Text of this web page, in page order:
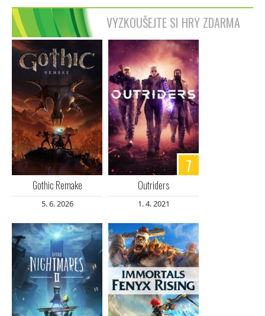
VYZKOUŠEJTE SI HRY ZDARMA
Gothic Remake
5. 6. 2026
7
Outriders
1. 4. 2021